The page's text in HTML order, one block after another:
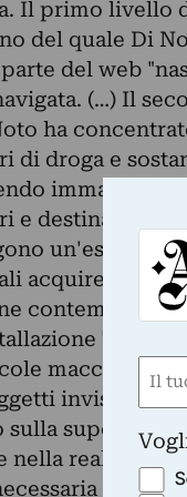
Il primo livello
del quale Di
del web
(…) Il
ha
di droga e
immagini
e destinate a
un'estetica
acquirenti e
The
macchine o
invisibili
sulla superficie
nella realtà è
per
Nome